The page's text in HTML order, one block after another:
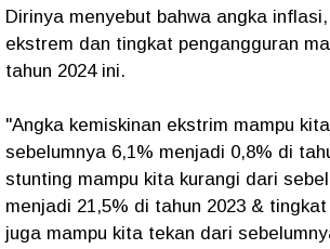
Dirinya menyebut bahwa angka
ekstrem dan tingkat pengangguran
tahun 2024 ini.
"Angka kemiskinan ekstrim mampu
sebelumnya 6,1% menjadi 0,8% di
stunting mampu kita kurangi dari
menjadi 21,5% di tahun 2023 &
juga mampu kita tekan dari